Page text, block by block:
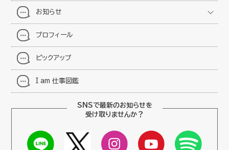
お知らせ
プロフィール
ピックアップ
I am 仕事図鑑
SNSで最新のお知らせを
受け取りませんか？